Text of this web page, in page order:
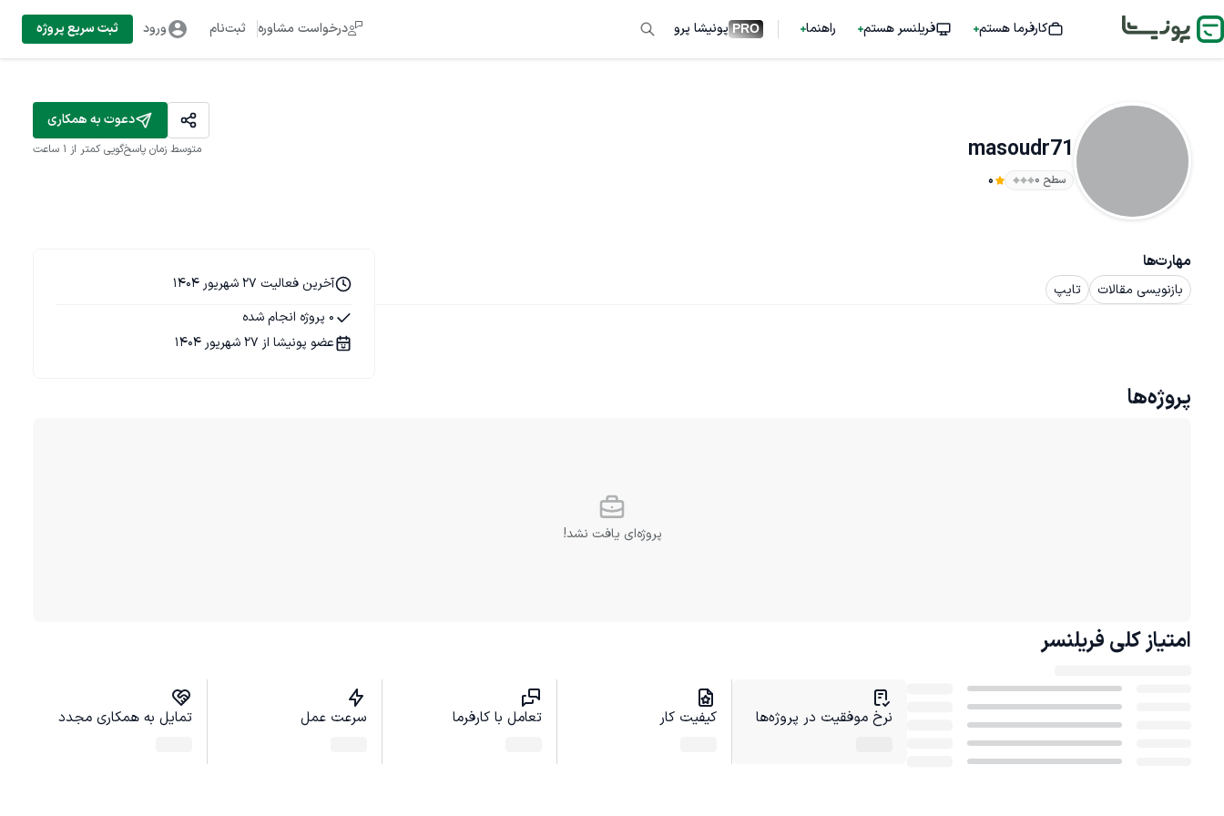
کارفرما هستم فریلنسر هستم راهنما PRO پونیشا پرو درخواست مشاوره ثبت‌نام ورود ثبت سریع پروژه
masoudr71
سطح ۰ 0
دعوت به همکاری
متوسط زمان پاسخ‌گویی کمتر از 1 ساعت
مهارت‌ها
بازنویسی مقالات تایپ
آخرین فعالیت 27 شهریور 1404
0 پروژه انجام شده
عضو پونیشا از 27 شهریور 1404
پروژه‌ها
پروژه‌ای یافت نشد!
امتیاز کلی فریلنسر
نرخ موفقیت در پروژه‌ها کیفیت کار تعامل با کارفرما سرعت عمل تمایل به همکاری مجدد